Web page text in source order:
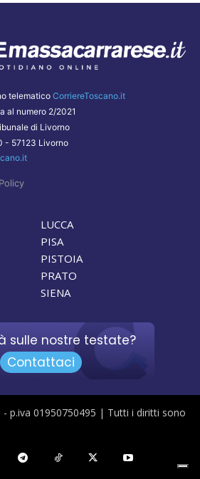
telematico CorriereToscano.it
al numero 2/2021
di Livorno
- 57123 Livorno
LUCCA
PISA
PISTOIA
PRATO
SIENA
sulle nostre testate?
Contattaci
p.iva 01950750495 | Tutti i diritti sono